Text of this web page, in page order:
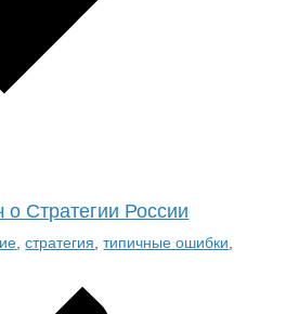
Стратегии России
,стратегия ,типичные ошибки